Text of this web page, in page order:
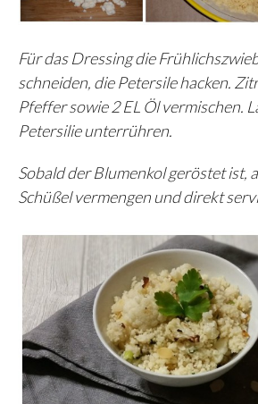
Für das Dressing die
schneiden, die Petersile hacken.
Pfeffer sowie 2 EL Öl vermischen.
Petersilie unterrühren.
Sobald der Blumenkol geröstet ist,
Schüßel vermengen und direkt